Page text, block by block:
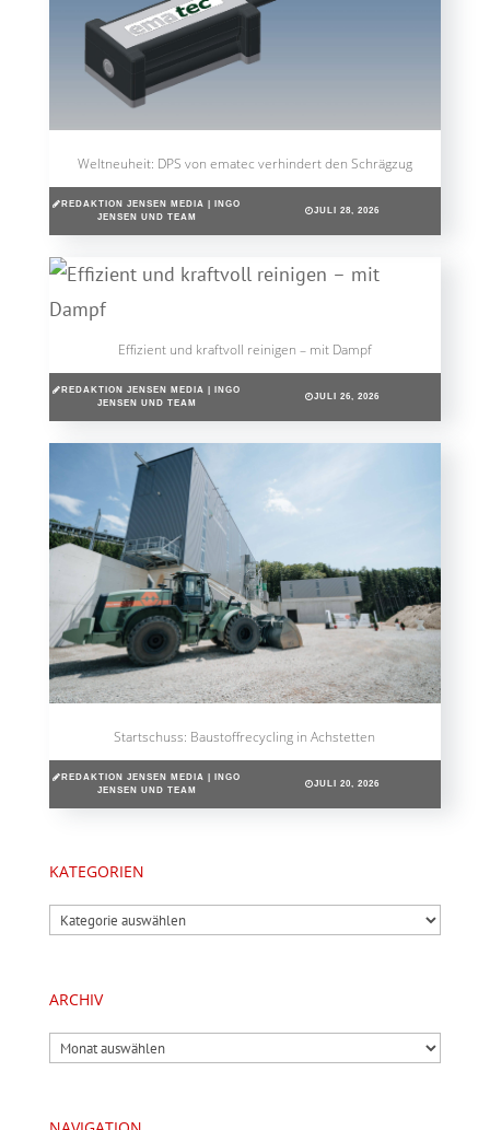
Weltneuheit: DPS von ematec verhindert den Schrägzug
REDAKTION JENSEN MEDIA | INGO
JENSEN UND TEAM
JULI 28, 2026
Effizient und kraftvoll reinigen – mit Dampf
REDAKTION JENSEN MEDIA | INGO
JENSEN UND TEAM
JULI 26, 2026
Startschuss: Baustoffrecycling in Achstetten
REDAKTION JENSEN MEDIA | INGO
JENSEN UND TEAM
JULI 20, 2026
KATEGORIEN
Kategorien
ARCHIV
Archiv